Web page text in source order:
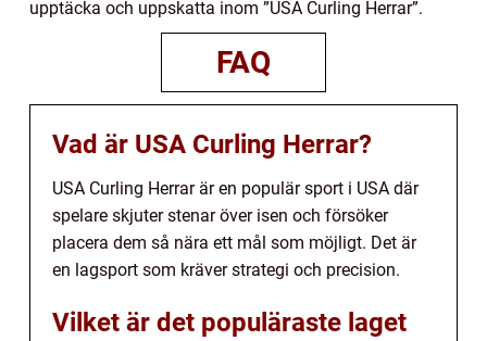
upptäcka och uppskatta inom ”USA Curling Herrar”.
FAQ
Vad är USA Curling Herrar?
USA Curling Herrar är en populär sport i USA där
spelare skjuter stenar över isen och försöker
placera dem så nära ett mål som möjligt. Det är
en lagsport som kräver strategi och precision.
Vilket är det populäraste laget